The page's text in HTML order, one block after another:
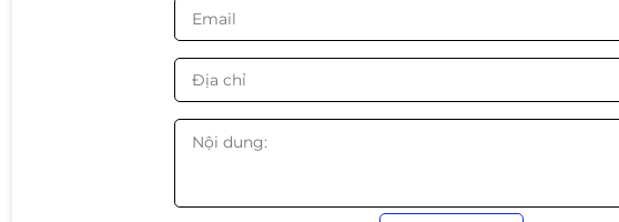
CS2 | Valorant | LOL | DOTA 2 | GTA V | PUBG
✔ Full HD mượt mà
✔ Không cần card rời vẫn chơi game ổn